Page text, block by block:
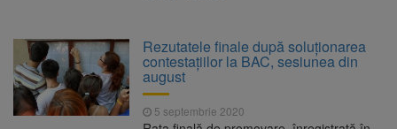
Rezutatele finale după soluționarea
contestațiilor la BAC, sesiunea din
august
5 septembrie 2020